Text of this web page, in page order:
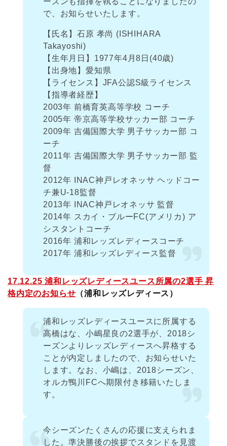
で、お知らせいたします。
【氏名】石原 孝尚 (ISHIHARA
Takayoshi)
【生年月日】1977年4月8日(40歳)
【出身地】愛知県
【ライセンス】JFA公認S級ライセンス
【指導者経歴】
2003年 前橋育英高等学校 コーチ
2005年 帝京高等学校サッカー部 コーチ
2009年 吉備国際大学 男子サッカー部 コ
ーチ
2011年 吉備国際大学 男子サッカー部 監
督
2012年 INAC神戸レオネッサ ヘッドコー
チ兼U-18監督
2013年 INAC神戸レオネッサ 監督
2014年 スカイ・ブルーFC(アメリカ) ア
シスタントコーチ
2016年 浦和レッズレディースコーチ
2017年 浦和レッズレディース監督
17.12.25 浦和レッズレディースユース所属の2選手 昇
格内定のお知らせ （浦和レッズレディース）
浦和レッズレディースユースに所属する
高橋はな、小嶋星良の2選手が、2018シ
ーズンよりレッズレディースへ昇格する
ことが内定しましたので、お知らせいた
します。なお、小嶋は、2018シーズン、
オルカ鴨川FCへ期限付き移籍いたしま
す。
今シーズンたくさんの応援に支えられま
した。準決勝後の挨拶でスタンドを見渡